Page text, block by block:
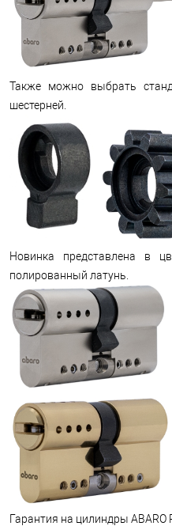
Также можно выбрать
шестерней.
Новинка представлена ​​в
полированный латунь.
Гарантия на цилиндры ABARO